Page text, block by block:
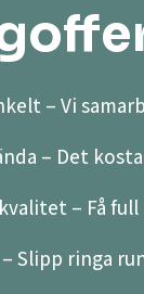
– Vi
– Det
– Få
– Slipp ringa